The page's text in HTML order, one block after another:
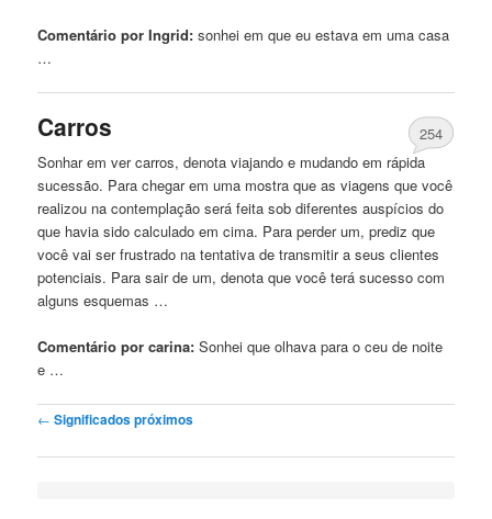
Comentário por Ingrid: sonhei em que eu estava em uma casa
…
Carros
254
Sonhar em ver carros, denota viajando e mudando em rápida
sucessão. Para chegar em uma mostra que as viagens que você
realizou na contemplação será feita sob diferentes auspícios do
que havia sido calculado em cima. Para perder um, prediz que
você vai ser frustrado na tentativa de transmitir a seus clientes
potenciais. Para sair de um, denota que você terá sucesso com
alguns esquemas …
Comentário por carina: Sonhei que olhava para o ceu de noite
e …
Post navigation
← Significados próximos